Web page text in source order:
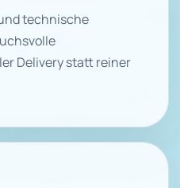
technische
Delivery statt reiner